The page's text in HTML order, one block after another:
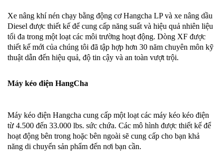
Xe nâng khí nén chạy bằng động cơ Hangcha LP và xe nâng dầu
Diesel được thiết kế để cung cấp năng suất và hiệu quả nhiên liệu
tối đa trong một loạt các môi trường hoạt động. Dòng XF được
thiết kế mới của chúng tôi đã tập hợp hơn 30 năm chuyên môn kỹ
thuật dẫn đến hiệu quả, độ tin cậy và an toàn vượt trội.
Máy kéo điện HangCha
Máy kéo điện Hangcha cung cấp một loạt các máy kéo kéo điện
từ 4.500 đến 33.000 lbs. sức chứa. Các mô hình được thiết kế để
hoạt động bên trong hoặc bên ngoài sẽ cung cấp cho bạn khả
năng di chuyển sản phẩm đến nơi bạn cần.